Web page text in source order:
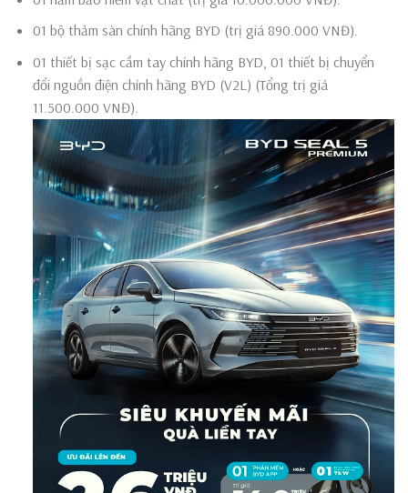
01 bộ thảm sàn chính hãng BYD (trị giá 890.000 VNĐ).
01 thiết bị sạc cầm tay chính hãng BYD, 01 thiết bị chuyển
đổi nguồn điện chính hãng BYD (V2L) (Tổng trị giá
11.500.000 VNĐ).